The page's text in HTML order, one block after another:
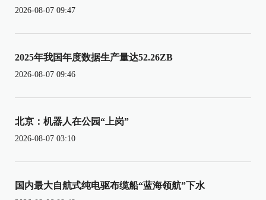
2026-08-07 09:47
2025年我国年度数据生产量达52.26ZB
2026-08-07 09:46
北京：机器人在公园“上岗”
2026-08-07 03:10
国内最大自航式纯电驱布缆船“蓝海领航”下水